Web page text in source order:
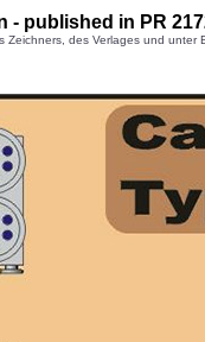
- published in PR
des Verlages und